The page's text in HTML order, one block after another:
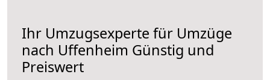
Ihr Umzugsexperte für Umzüge
nach Uffenheim Günstig und
Preiswert